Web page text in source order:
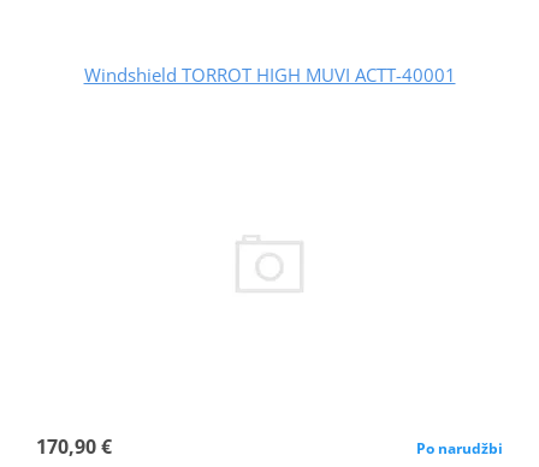
Windshield TORROT HIGH MUVI ACTT-40001
170,90 € Po narudžbi